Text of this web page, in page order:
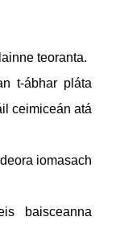
teoranta.
t-ábhar pláta
ceimiceán atá
iomasach
baisceanna